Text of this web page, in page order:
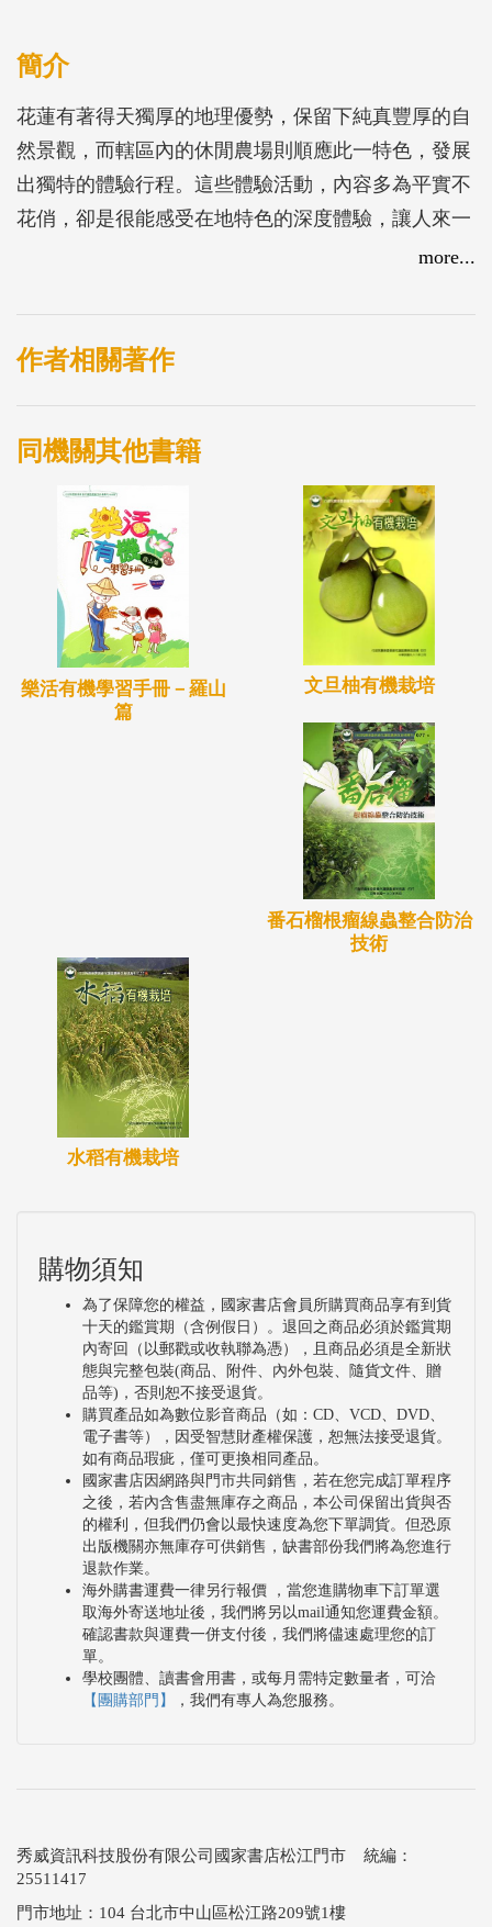
簡介
花蓮有著得天獨厚的地理優勢，保留下純真豐厚的自
然景觀，而轄區內的休閒農場則順應此一特色，發展
出獨特的體驗行程。這些體驗活動，內容多為平實不
花俏，卻是很能感受在地特色的深度體驗，讓人來一
more...
作者相關著作
同機關其他書籍
樂活有機學習手冊－羅山
篇
文旦柚有機栽培
番石榴根瘤線蟲整合防治
技術
水稻有機栽培
購物須知
為了保障您的權益，國家書店會員所購買商品享有到貨
十天的鑑賞期（含例假日）。退回之商品必須於鑑賞期
內寄回（以郵戳或收執聯為憑），且商品必須是全新狀
態與完整包裝(商品、附件、內外包裝、隨貨文件、贈
品等)，否則恕不接受退貨。
購買產品如為數位影音商品（如：CD、VCD、DVD、
電子書等），因受智慧財產權保護，恕無法接受退貨。
如有商品瑕疵，僅可更換相同產品。
國家書店因網路與門市共同銷售，若在您完成訂單程序
之後，若內含售盡無庫存之商品，本公司保留出貨與否
的權利，但我們仍會以最快速度為您下單調貨。但恐原
出版機關亦無庫存可供銷售，缺書部份我們將為您進行
退款作業。
海外購書運費一律另行報價 ，當您進購物車下訂單選
取海外寄送地址後，我們將另以mail通知您運費金額。
確認書款與運費一併支付後，我們將儘速處理您的訂
單。
學校團體、讀書會用書，或每月需特定數量者，可洽
【團購部門】
，我們有專人為您服務。
秀威資訊科技股份有限公司國家書店松江門市 統編：
25511417
門市地址：104 台北市中山區松江路209號1樓